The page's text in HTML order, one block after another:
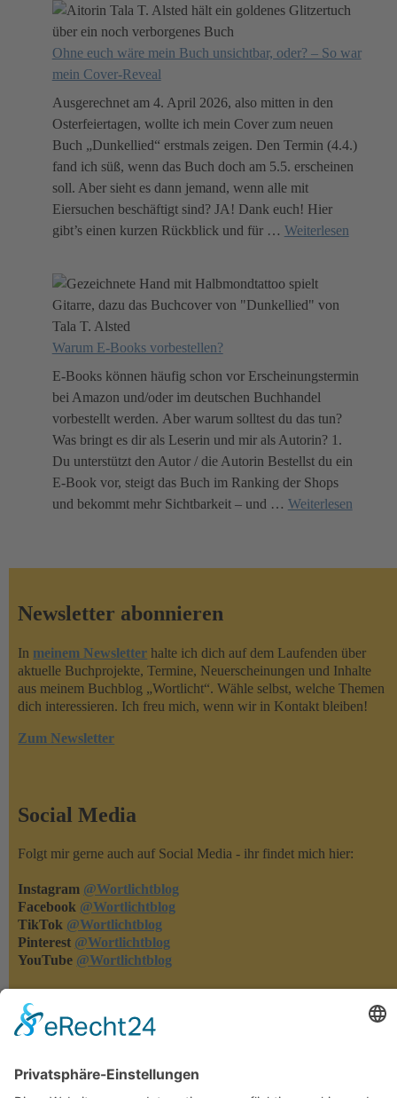
Ohne euch wäre mein Buch unsichtbar, oder? – So war
mein Cover-Reveal
Ausgerechnet am 4. April 2026, also mitten in den
Osterfeiertagen, wollte ich mein Cover zum neuen
Buch „Dunkellied“ erstmals zeigen. Den Termin (4.4.)
fand ich süß, wenn das Buch doch am 5.5. erscheinen
soll. Aber sieht es dann jemand, wenn alle mit
Eiersuchen beschäftigt sind? JA! Dank euch! Hier
gibt’s einen kurzen Rückblick und für … Weiterlesen
Warum E-Books vorbestellen?
E-Books können häufig schon vor Erscheinungstermin
bei Amazon und/oder im deutschen Buchhandel
vorbestellt werden. Aber warum solltest du das tun?
Was bringt es dir als Leserin und mir als Autorin? 1.
Du unterstützt den Autor / die Autorin Bestellst du ein
E-Book vor, steigt das Buch im Ranking der Shops
und bekommt mehr Sichtbarkeit – und … Weiterlesen
Newsletter abonnieren
In meinem Newsletter halte ich dich auf dem Laufenden über
aktuelle Buchprojekte, Termine, Neuerscheinungen und Inhalte
aus meinem Buchblog „Wortlicht“. Wähle selbst, welche Themen
dich interessieren. Ich freu mich, wenn wir in Kontakt bleiben!
Zum Newsletter
Social Media
Folgt mir gerne auch auf Social Media - ihr findet mich hier:
Instagram @Wortlichtblog
Facebook @Wortlichtblog
TikTok @Wortlichtblog
Pinterest @Wortlichtblog
YouTube @Wortlichtblog
Rezensionen
Rezensionen machen meine Bücher bekannter - und ich merke,
was euch gefällt und was nicht. Habt ihr eins meiner Bücher